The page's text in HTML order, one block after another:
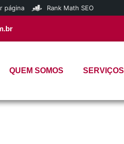
página Rank Math SEO
QUEM SOMOS SERVIÇOS